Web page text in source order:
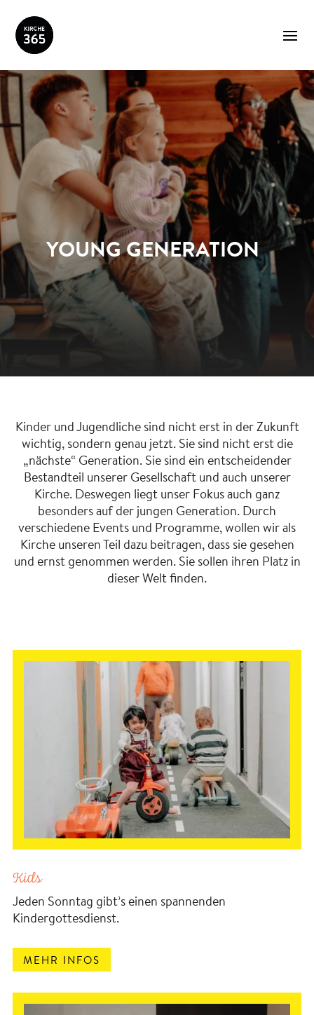
YOUNG GENERATION
Kinder und Jugendliche sind nicht erst in der Zukunft
wichtig, sondern genau jetzt. Sie sind nicht erst die
„nächste“ Generation. Sie sind ein entscheidender
Bestandteil unserer Gesellschaft und auch unserer
Kirche. Deswegen liegt unser Fokus auch ganz
besonders auf der jungen Generation. Durch
verschiedene Events und Programme, wollen wir als
Kirche unseren Teil dazu beitragen, dass sie gesehen
und ernst genommen werden. Sie sollen ihren Platz in
dieser Welt finden.
Kids
Jeden Sonntag gibt’s einen spannenden
Kindergottesdienst.
MEHR INFOS